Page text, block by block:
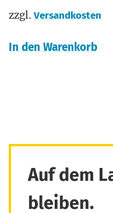
zzgl. Versandkosten
In den Warenkorb
Auf dem
bleiben.